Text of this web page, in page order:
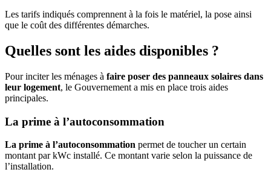
Les tarifs indiqués comprennent à la fois le matériel, la pose ainsi
que le coût des différentes démarches.
Quelles sont les aides disponibles ?
Pour inciter les ménages à faire poser des panneaux solaires dans
leur logement, le Gouvernement a mis en place trois aides
principales.
La prime à l’autoconsommation
La prime à l’autoconsommation permet de toucher un certain
montant par kWc installé. Ce montant varie selon la puissance de
l’installation.